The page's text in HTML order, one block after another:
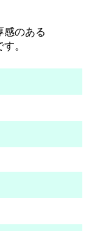
感のある
。